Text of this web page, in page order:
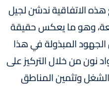
الاتفاقية ندشن لجيل
وهو ما يعكس حقيقة
المبذولة في هذا
نون من خلال التركيز على
وتثمين المناطق